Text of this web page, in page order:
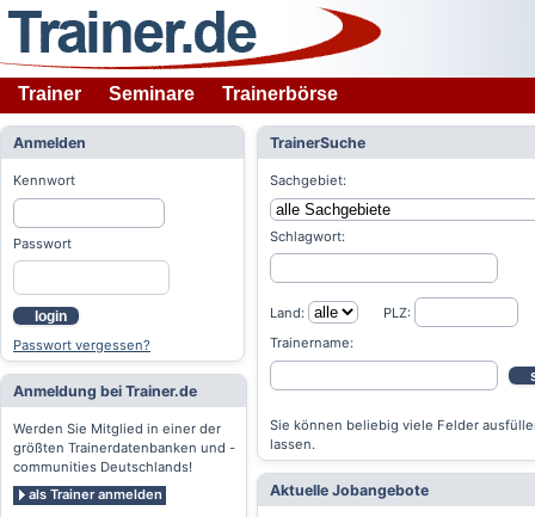
Trainer Seminare Trainerbörse
Anmelden
Kennwort
Passwort
login
Passwort vergessen?
Anmeldung bei Trainer.de
Werden Sie Mitglied in einer der
größten Trainerdatenbanken und -
communities Deutschlands!
als Trainer anmelden
TrainerSuche
Sachgebiet:
Schlagwort:
Land:
PLZ:
Trainername:
Sie können beliebig viele Felder
lassen.
Aktuelle Jobangebote